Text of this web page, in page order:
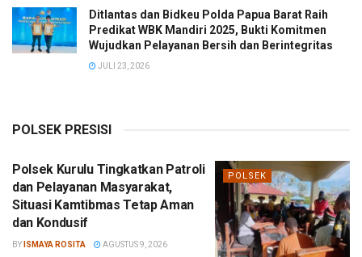
Ditlantas dan Bidkeu Polda Papua Barat Raih
Predikat WBK Mandiri 2025, Bukti Komitmen
Wujudkan Pelayanan Bersih dan Berintegritas
JULI 23, 2026
POLSEK PRESISI
POLSEK
Polsek Kurulu Tingkatkan Patroli
dan Pelayanan Masyarakat,
Situasi Kamtibmas Tetap Aman
dan Kondusif
BY ISMAYA ROSITA AGUSTUS 9, 2026